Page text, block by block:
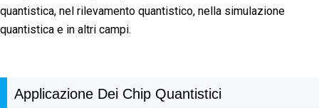
quantistica, nel rilevamento quantistico, nella simulazione
quantistica e in altri campi.
Applicazione Dei Chip Quantistici